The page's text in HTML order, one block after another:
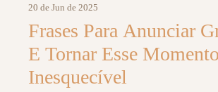
20 de Jun de 2025
Frases Para Anunciar
E Tornar Esse Momento
Inesquecível